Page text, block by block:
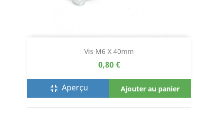
Vis M6 X 40mm
0,80 €
fullscreen_exit Aperçu Ajouter au panier